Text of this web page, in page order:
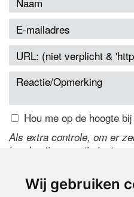
Wij gebruiken
Hou me op de hoogte
Als extra controle, om er
handmatige reactie is, typ
de code te wijzigen.